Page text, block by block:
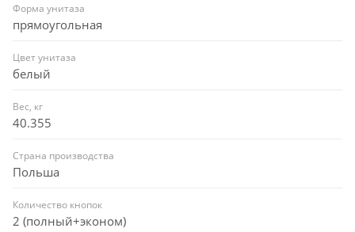
Форма унитаза
прямоугольная
Цвет унитаза
белый
Вес, кг
40.355
Страна производства
Польша
Количество кнопок
2 (полный+эконом)